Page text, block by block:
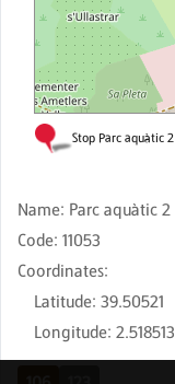
Name: Parc aquàtic 2
Code: 11053
Coordinates:
Latitude: 39.50521
Longitude: 2.518513